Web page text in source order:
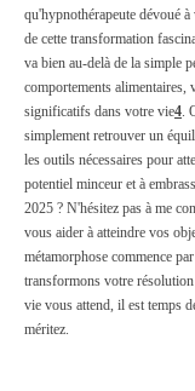
qu'hypnothérapeute dévoué
de cette transformation
va bien au-delà de la simple
comportements alimentaires,
significatifs dans votre vie4
simplement retrouver un
les outils nécessaires pour
potentiel minceur et à
2025 ? N'hésitez pas à me
vous aider à atteindre vos
métamorphose commence
transformons votre
vie vous attend, il est temps
méritez.